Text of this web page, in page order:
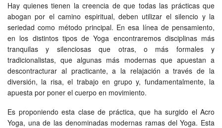
Hay quienes tienen la creencia de que todas las prácticas que
abogan por el camino espiritual, deben utilizar el silencio y la
seriedad como método principal. En esa línea de pensamiento,
en los distintos tipos de Yoga encontraremos disciplinas más
tranquilas y silenciosas que otras, o más formales y
tradicionalistas, que algunas más modernas que apuestan a
descontracturar al practicante, a la relajación a través de la
diversión, la risa, el trabajo en grupo y, fundamentalmente, la
apuesta por poner el cuerpo en movimiento.
Es proponiendo esta clase de práctica, que ha surgido el Acro
Yoga, una de las denominadas modernas ramas del Yoga. Esta